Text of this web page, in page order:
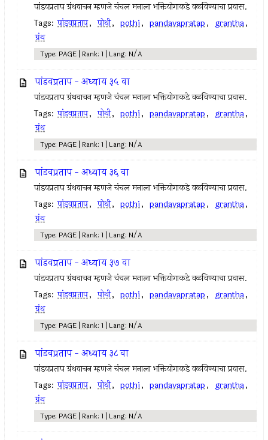
पांडवप्रताप ग्रंथवाचन म्हणजे चंचल मनाला भक्तियोगाकडे वळविण्याचा प्रवास.
Tags: पांडवप्रताप, पोथी, pothi, pandavapratap, grantha,
ग्रंथ
Type: PAGE | Rank: 1 | Lang: N/A
पांडवप्रताप - अध्याय ३५ वा
पांडवप्रताप ग्रंथवाचन म्हणजे चंचल मनाला भक्तियोगाकडे वळविण्याचा प्रवास.
Tags: पांडवप्रताप, पोथी, pothi, pandavapratap, grantha,
ग्रंथ
Type: PAGE | Rank: 1 | Lang: N/A
पांडवप्रताप - अध्याय ३६ वा
पांडवप्रताप ग्रंथवाचन म्हणजे चंचल मनाला भक्तियोगाकडे वळविण्याचा प्रवास.
Tags: पांडवप्रताप, पोथी, pothi, pandavapratap, grantha,
ग्रंथ
Type: PAGE | Rank: 1 | Lang: N/A
पांडवप्रताप - अध्याय ३७ वा
पांडवप्रताप ग्रंथवाचन म्हणजे चंचल मनाला भक्तियोगाकडे वळविण्याचा प्रवास.
Tags: पांडवप्रताप, पोथी, pothi, pandavapratap, grantha,
ग्रंथ
Type: PAGE | Rank: 1 | Lang: N/A
पांडवप्रताप - अध्याय ३८ वा
पांडवप्रताप ग्रंथवाचन म्हणजे चंचल मनाला भक्तियोगाकडे वळविण्याचा प्रवास.
Tags: पांडवप्रताप, पोथी, pothi, pandavapratap, grantha,
ग्रंथ
Type: PAGE | Rank: 1 | Lang: N/A